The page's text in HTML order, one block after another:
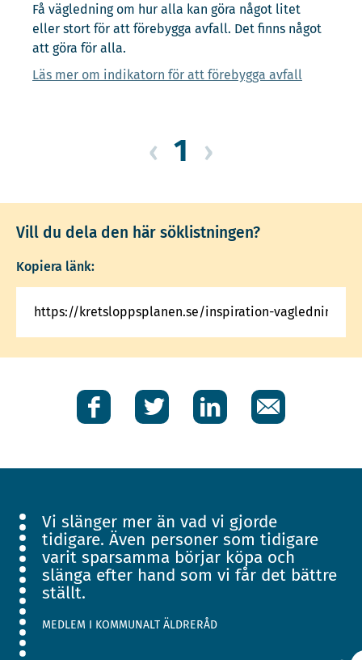
Få vägledning om hur alla kan göra något litet
eller stort för att förebygga avfall. Det finns något
att göra för alla.
Läs mer om indikatorn för att förebygga avfall
‹ 1 ›
Vill du dela den här söklistningen?
Kopiera länk:
FacebookTwitter LinkedIn E-
post
Vi slänger mer än vad vi gjorde
tidigare. Även personer som tidigare
varit sparsamma börjar köpa och
slänga efter hand som vi får det bättre
ställt.
MEDLEM I KOMMUNALT ÄLDRERÅD